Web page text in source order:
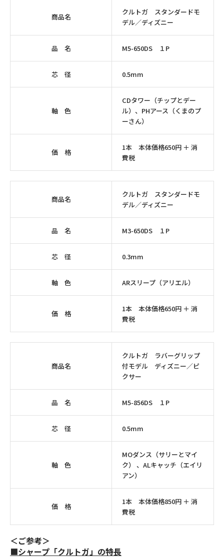
商品名
クルトガ スタンダードモ
デル／ディズニー
品 名 M5-650DS １P
芯 径 0.5mm
軸 色
CDタワー（チップとデー
ル）、PHアース（くまのプ
ーさん）
価 格
1本 本体価格650円 ＋ 消
費税
商品名
クルトガ スタンダードモ
デル／ディズニー
品 名 M3-650DS １P
芯 径 0.3mm
軸 色 ARスリープ（アリエル）
価 格
1本 本体価格650円 ＋ 消
費税
商品名
クルトガ ラバーグリップ
付モデル ディズニー／ピ
クサー
品 名 M5-856DS １P
芯 径 0.5mm
軸 色
MOダンス（サリーとマイ
ク） 、ALキャッチ（エイリ
アン）
価 格
1本 本体価格850円 ＋ 消
費税
＜ご参考＞
■シャープ「クルトガ」の特長